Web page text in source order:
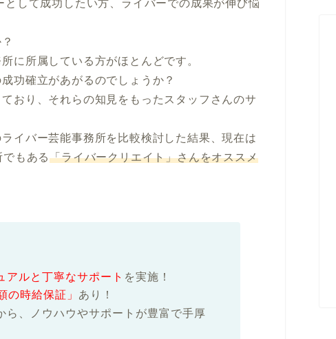
に所属している方がほとんどです。
功確立があがるのでしょうか？
おり、それらの知見をもったスタッフさんのサ
イバー芸能事務所を比較検討した結果、現在は
もある「ライバークリエイト」さんをオススメ
アルと丁寧なサポート を実施！
の時給保証」 あり！
ら、ノウハウやサポートが豊富で手厚